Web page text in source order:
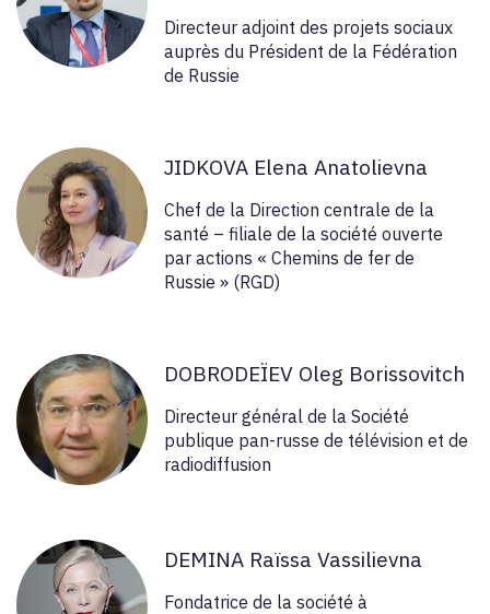
Directeur adjoint des projets sociaux
auprès du Président de la Fédération
de Russie
JIDKOVA Elena Anatolievna
Chef de la Direction centrale de la
santé – filiale de la société ouverte
par actions « Chemins de fer de
Russie » (RGD)
DOBRODEÏEV Oleg Borissovitch
Directeur général de la Société
publique pan-russe de télévision et de
radiodiffusion
DEMINA Raïssa Vassilievna
Fondatrice de la société à